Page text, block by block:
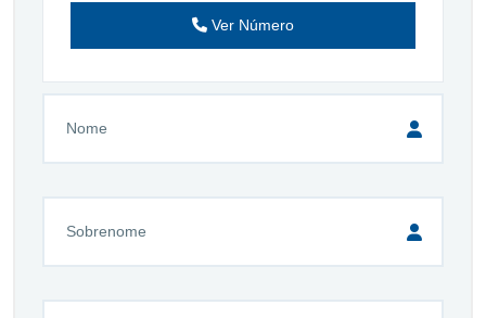
Ver Número